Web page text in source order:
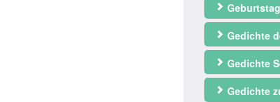
Gedichte
Gedichte
Gedichte